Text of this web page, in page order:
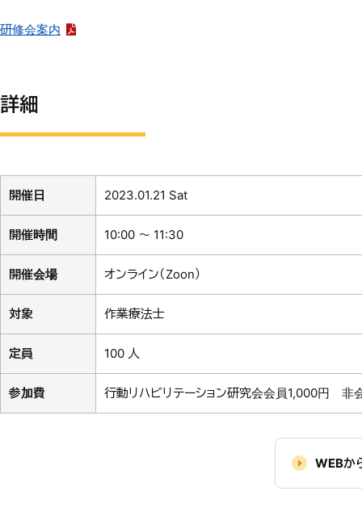
研修会案内
詳細
開催日 2023.01.21 Sat
開催時間 10:00 ～ 11:30
開催会場 オンライン（Zoon）
対象 作業療法士
定員 100 人
参加費 行動リハビリテーション研究会会員1,000円
WEBか